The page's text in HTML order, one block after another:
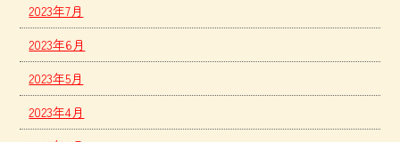
2023年7月
2023年6月
2023年5月
2023年4月